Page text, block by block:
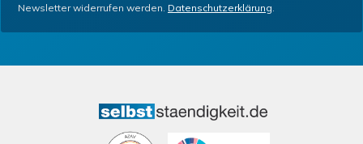
Newsletter widerrufen werden. Datenschutzerklärung